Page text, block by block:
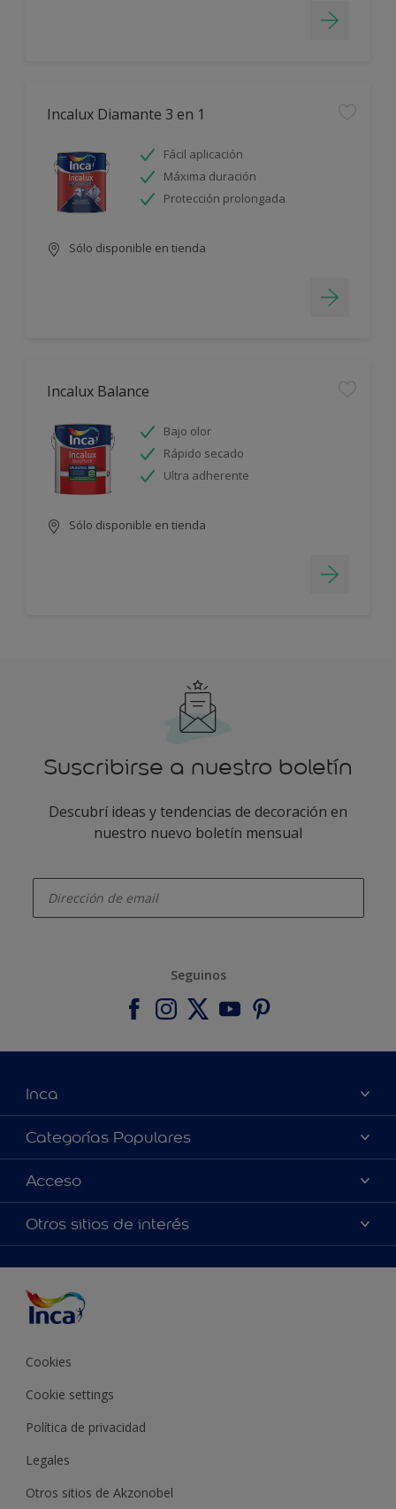
Incalux Diamante 3 en 1
Fácil aplicación
Máxima duración
Protección prolongada
Sólo disponible en tienda
Incalux Balance
Bajo olor
Rápido secado
Ultra adherente
Sólo disponible en tienda
Suscribirse a nuestro boletín
Descubrí ideas y tendencias de decoración en
nuestro nuevo boletín mensual
Seguinos
Inca
Acerca de Inca
Contactanos
Encontrá un distribuidor Inca
Categorías Populares
Colores
Productos
Inspiración
Acceso
Accesibilidad
Precisión del color
Otros sitios de interés
Cookies
Cookie settings
Política de privacidad
Legales
Otros sitios de Akzonobel